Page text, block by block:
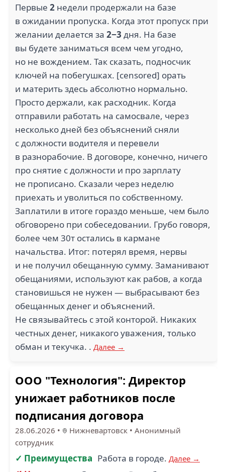
1.4
ТРАНСНЕФТЬ (4) ДЕНКАРС (4)
1
ГИДРОСТРОЙСЕРВИС
(4) СИБИРЬБУРСЕРВИС (4)
КОНТАКТ
ИНТЕРНЭШНЛ (4) СИБТРАНС НВ (4)
1.3
ТПЕС СЕРВИС (4) РОСДЕНЬГИ (3)
ЛЭТУАЛЬ (3) СИБИНТЕК (3)
ЭНЕРГОСПЕЦСТРОЙ
(3) SCHLUMBERGER (3)
Первые 2 недели продержали на базе
в ожидании пропуска. Когда этот пропуск при
желании делается за 2−3 дня. На базе
вы будете заниматься всем чем угодно,
но не вождением. Так сказать, подносчик
ключей на побегушках. [censored] орать
и материть здесь абсолютно нормально.
Просто держали, как расходник. Когда
отправили работать на самосвале, через
несколько дней без объяснений сняли
с должности водителя и перевели
в разнорабочие. В договоре, конечно, ничего
про снятие с должности и про зарплату
не прописано. Сказали через неделю
приехать и уволиться по собственному.
Заплатили в итоге гораздо меньше, чем было
обговорено при собеседовании. Грубо говоря,
более чем 30т остались в кармане
начальства. Итог: потерял время, нервы
и не получил обещанную сумму. Заманивают
обещаниями, используют как рабов, а когда
становишься не нужен — выбрасывают без
обещанных денег и объяснений.
Не связывайтесь с этой конторой. Никаких
честных денег, никакого уважения, только
обман и текучка. . Далее →
ООО "Технология": Директор
унижает работников после
подписания договора
28.06.2026 • Нижневартовск • Анонимный
сотрудник
✓ Преимущества Работа в городе. Далее →